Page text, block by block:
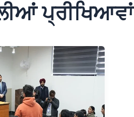
ਪ੍ਰੀਖਿਆਵਾਂ